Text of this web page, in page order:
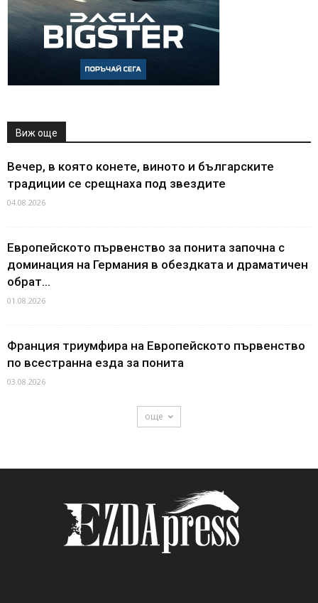
Виж още
Вечер, в която конете, виното и българските
традиции се срещнаха под звездите
04.08.2026
Европейското първенство за понита започна с
доминация на Германия в обездката и драматичен
обрат...
01.08.2026
Франция триумфира на Европейското първенство
по всестранна езда за понита
03.08.2026
още